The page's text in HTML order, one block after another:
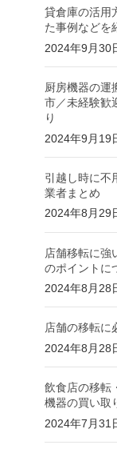
貸倉庫の活用
た事例などを
2024年9月30
厨房機器の運
市／未経験歓
り
2024年9月19
引越し時に不
業者まとめ
2024年8月29
店舗移転に強
のポイントに
2024年8月28
店舗の移転に
2024年8月28
飲食店の移転
機器の買い取
2024年7月31